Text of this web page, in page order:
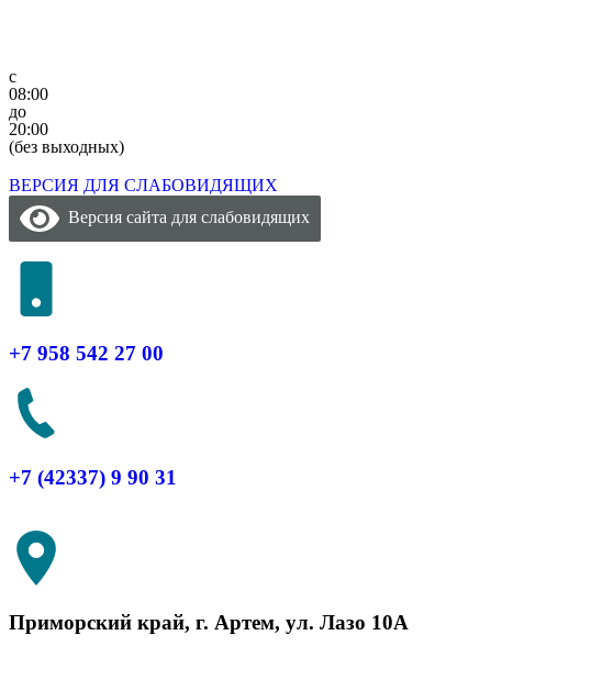
c
08:00
до
20:00
(без выходных)
ВЕРСИЯ ДЛЯ СЛАБОВИДЯЩИХ
Версия сайта для слабовидящих
+7 958 542 27 00
+7 (42337) 9 90 31
Приморский край, г. Артем, ул. Лазо 10А